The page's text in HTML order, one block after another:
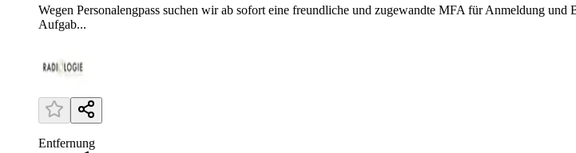
Wegen Personalengpass suchen wir ab sofort eine freundliche und zugewandte MFA für Anmeldung
Aufgab...
Entfernung